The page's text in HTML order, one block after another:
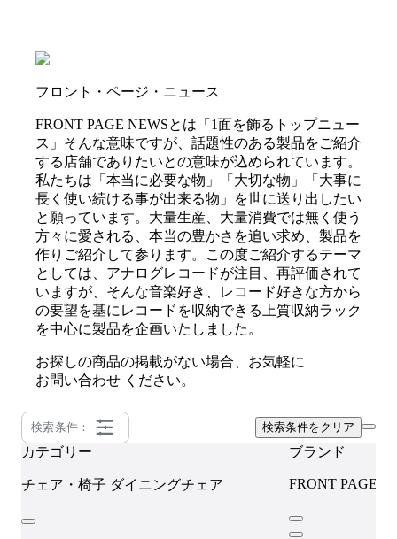
フロント・ページ・ニュース
FRONT PAGE NEWSとは「1面を飾るトップニュー
ス」そんな意味ですが、話題性のある製品をご紹介
する店舗でありたいとの意味が込められています。
私たちは「本当に必要な物」「大切な物」「大事に
長く使い続ける事が出来る物」を世に送り出したい
と願っています。大量生産、大量消費では無く使う
方々に愛される、本当の豊かさを追い求め、製品を
作りご紹介して参ります。この度ご紹介するテーマ
としては、アナログレコードが注目、再評価されて
いますが、そんな音楽好き、レコード好きな方から
の要望を基にレコードを収納できる上質収納ラック
を中心に製品を企画いたしました。
お探しの商品の掲載がない場合、お気軽に
お問い合わせ ください。
検索条件： 検索条件をクリア
カテゴリー
チェア・椅子 ダイニングチェア
ブランド
FRONT PAGE